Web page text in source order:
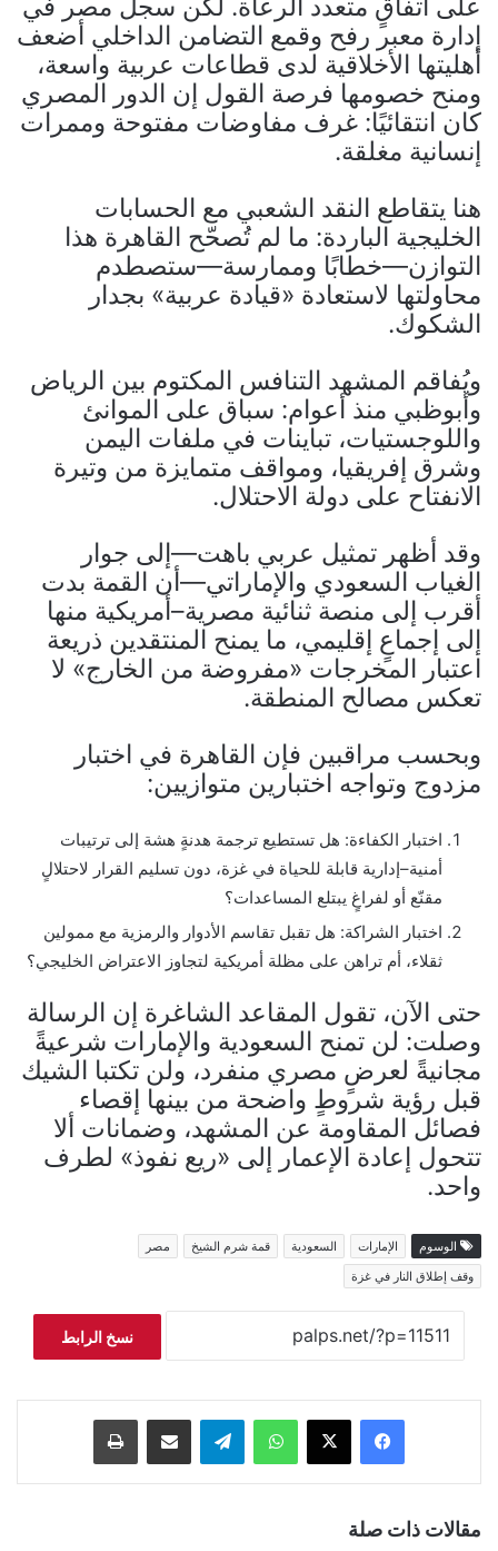
على اتفاقٍ متعدد الرعاة. لكن سجل مصر في
إدارة معبر رفح وقمع التضامن الداخلي أضعف
أهليتها الأخلاقية لدى قطاعات عربية واسعة،
ومنح خصومها فرصة القول إن الدور المصري
كان انتقائيًا: غرف مفاوضات مفتوحة وممرات
إنسانية مغلقة.
هنا يتقاطع النقد الشعبي مع الحسابات
الخليجية الباردة: ما لم تُصحّح القاهرة هذا
التوازن—خطابًا وممارسة—ستصطدم
محاولتها لاستعادة «قيادة عربية» بجدار
الشكوك.
ويُفاقم المشهد التنافس المكتوم بين الرياض
وأبوظبي منذ أعوام: سباق على الموانئ
واللوجستيات، تباينات في ملفات اليمن
وشرق إفريقيا، ومواقف متمايزة من وتيرة
الانفتاح على دولة الاحتلال.
وقد أظهر تمثيل عربي باهت—إلى جوار
الغياب السعودي والإماراتي—أن القمة بدت
أقرب إلى منصة ثنائية مصرية–أمريكية منها
إلى إجماعٍ إقليمي، ما يمنح المنتقدين ذريعة
اعتبار المخرجات «مفروضة من الخارج» لا
تعكس مصالح المنطقة.
وبحسب مراقبين فإن القاهرة في اختبار
مزدوج وتواجه اختبارين متوازيين:
اختبار الكفاءة: هل تستطيع ترجمة هدنةٍ هشة إلى ترتيبات
أمنية–إدارية قابلة للحياة في غزة، دون تسليم القرار لاحتلالٍ
مقنّع أو لفراغٍ يبتلع المساعدات؟
اختبار الشراكة: هل تقبل تقاسم الأدوار والرمزية مع ممولين
ثقلاء، أم تراهن على مظلة أمريكية لتجاوز الاعتراض الخليجي؟
حتى الآن، تقول المقاعد الشاغرة إن الرسالة
وصلت: لن تمنح السعودية والإمارات شرعيةً
مجانيةً لعرضٍ مصري منفرد، ولن تكتبا الشيك
قبل رؤية شروطٍ واضحة من بينها إقصاء
فصائل المقاومة عن المشهد، وضمانات ألا
تتحول إعادة الإعمار إلى «ريع نفوذ» لطرف
واحد.
الوسوم الإمارات السعودية قمة شرم الشيخ
مصر
وقف إطلاق النار في غزة
نسخ الرابط
فيسبوك ‫X واتساب تيلقرام مشاركة عبر البريد طباعة
مقالات ذات صلة